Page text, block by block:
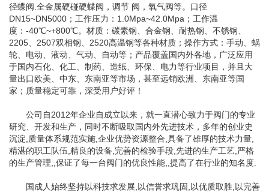
径蝶阀.全金属硬碰硬蝶阀，调节 阀，氧气阀等。口径
DN15~DN5000；工作压力：1.0Mpa~42.0Mpa；工作温
度：-40℃~+800℃。材质：碳素钢、合金钢、耐热钢、不锈钢、
2205、2507双相钢、2520高温钢等各种材质；操作方式：手动、蜗
轮、电动、液动、气动、自动等；产品覆盖国内外各地，广泛应用
于国内石化、化工、制药、造纸、环保、电力等行业项目，并且大
量出口欧美、中东、东南亚等市场，甚至远销欧洲、东南亚等国
家；质量稳定可靠，深受用户好评！
公司自2012年企业自成立以来，就一直潜心致力于阀门的专业
研究、开发和生产，同时不断吸取国内外先进技术，多年的创业史
沉淀,质量体系规范实施,企业优势资源整合,具备了雄厚的技术力量,
精湛的职工队伍,精良的设备,完善的检验手段,先进的生产工艺,严格
的生产管理,,保证了每一台阀门的优良性能,,提高了在行业的知名度.
国成人始终坚持以科技求发展,以信誉求巩固,以优质取胜,以完善